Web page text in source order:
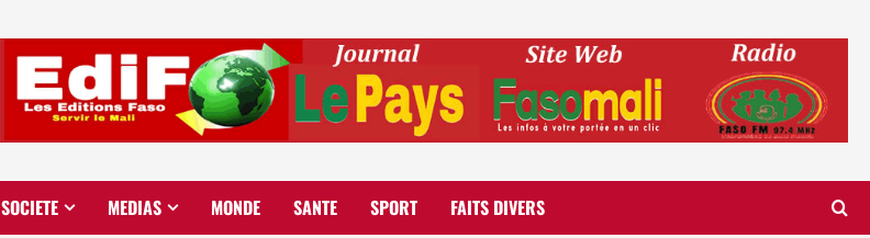
SOCIETE MEDIAS MONDE SANTE SPORT FAITS DIVERS